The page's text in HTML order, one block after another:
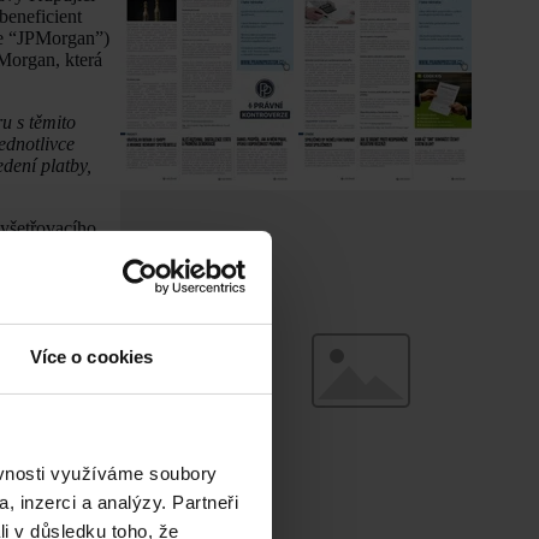
Více o cookies
využíváme soubory
inzerci a analýzy. Partneři
v důsledku toho, že
která
s těmito
platby,
na interní
vztah)
Akreditivů.
prezentaci
JPMorgan
JPMorgan
roce 2019